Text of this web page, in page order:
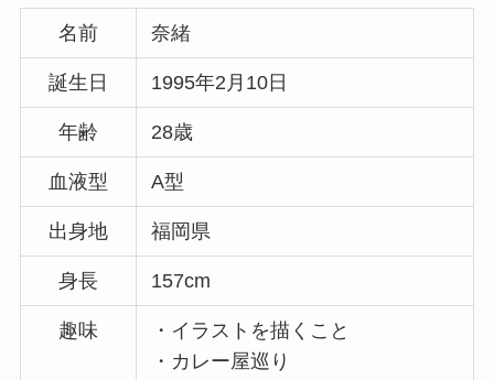
名前 奈緒
誕生日 1995年2月10日
年齢 28歳
血液型 A型
出身地 福岡県
身長 157cm
趣味
・イラストを描くこと
・カレー屋巡り